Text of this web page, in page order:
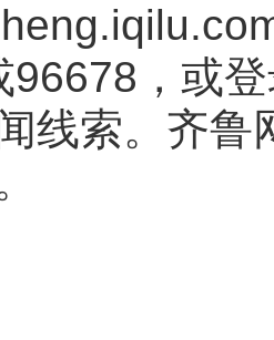
96678，或
线索。齐鲁